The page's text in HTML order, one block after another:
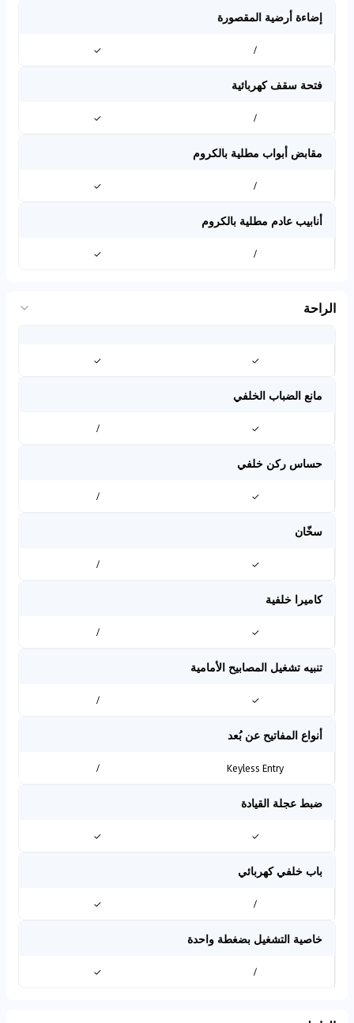
إضاءة أرضية المقصورة
/
✓
فتحة سقف كهربائية
/
✓
مقابض أبواب مطلية بالكروم
/
✓
أنابيب عادم مطلية بالكروم
/
✓
الراحة
✓
✓
مانع الضباب الخلفي
✓
/
حساس ركن خلفي
✓
/
سخّان
✓
/
كاميرا خلفية
✓
/
تنبيه تشغيل المصابيح الأمامية
✓
/
أنواع المفاتيح عن بُعد
Keyless Entry
/
ضبط عجلة القيادة
✓
✓
باب خلفي كهربائي
/
✓
خاصية التشغيل بضغطة واحدة
/
✓